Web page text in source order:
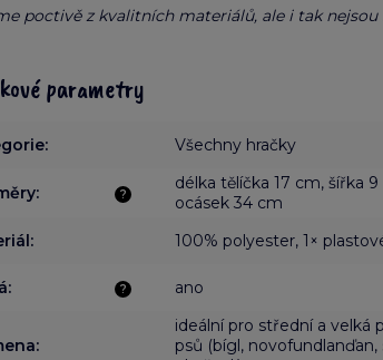
poctivě z kvalitních materiálů, ale i tak
parametry
: Všechny hračky
?
:
délka tělíčka 17 cm, šířka
ocásek 34 cm
: 100% polyester, 1×
?
: ano
:
ideální pro střední a velká
psů (bígl, novofundlanďan,